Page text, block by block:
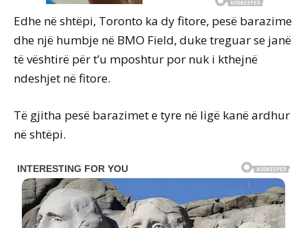
Edhe në shtëpi, Toronto ka dy fitore, pesë barazime
dhe një humbje në BMO Field, duke treguar se janë
të vështirë për t’u mposhtur por nuk i kthejnë
ndeshjet në fitore.
Të gjitha pesë barazimet e tyre në ligë kanë ardhur
në shtëpi.